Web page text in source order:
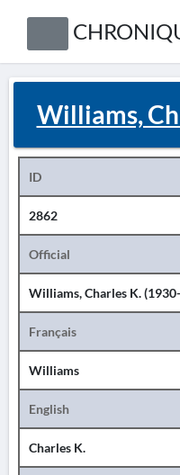
Williams,
ID
2862
Official
Williams, Charles K. (1930-
Français
Williams
English
Charles K.